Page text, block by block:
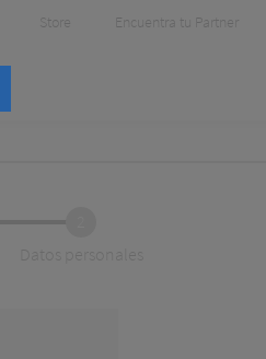
Store Encuentra tu Partner